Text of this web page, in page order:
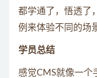
都学通了，悟透了
例来体验不同的场
学员总结
感觉CMS就像一个